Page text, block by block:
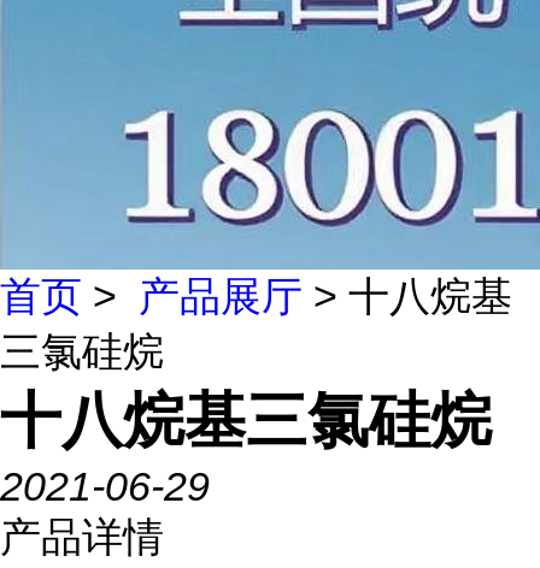
首页 > 产品展厅 > 十八烷基
三氯硅烷
十八烷基三氯硅烷
2021-06-29
产品详情